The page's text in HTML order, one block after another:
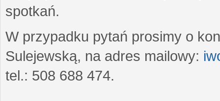
spotkań.
W przypadku pytań prosimy o
Sulejewską, na adres mailowy:
tel.: 508 688 474.